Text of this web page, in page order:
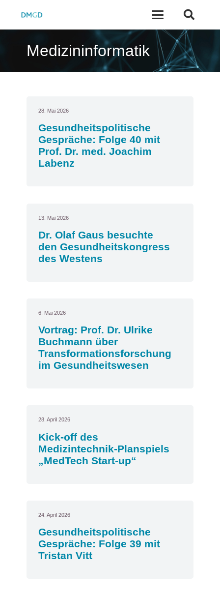
Medizininformatik
28. Mai 2026
Gesundheitspolitische
Gespräche: Folge 40 mit
Prof. Dr. med. Joachim
Labenz
13. Mai 2026
Dr. Olaf Gaus besuchte
den Gesundheitskongress
des Westens
6. Mai 2026
Vortrag: Prof. Dr. Ulrike
Buchmann über
Transformationsforschung
im Gesundheitswesen
28. April 2026
Kick-off des
Medizintechnik-Planspiels
„MedTech Start-up“
24. April 2026
Gesundheitspolitische
Gespräche: Folge 39 mit
Tristan Vitt